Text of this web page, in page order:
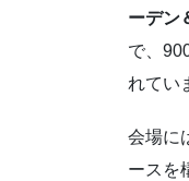
ーデン
で、
れてい
会場に
ースを